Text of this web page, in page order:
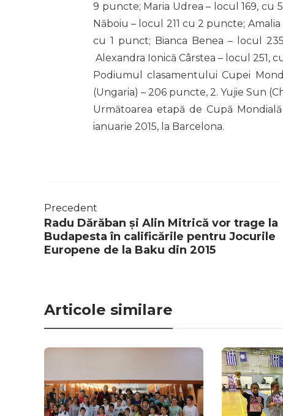
9 puncte; Maria Udrea – locul 169, cu
Năboiu – locul 211 cu 2 puncte;
cu 1 punct; Bianca Benea – locul
Alexandra Ionică Cârstea – locul 251,
Podiumul clasamentului Cupei
(Ungaria) – 206 puncte, 2. Yujie Sun
Următoarea etapă de Cupă
ianuarie 2015, la Barcelona.
Precedent
Radu Dărăban și Alin Mitrică vor trage la
Budapesta în calificările pentru Jocurile
Europene de la Baku din 2015
Articole similare